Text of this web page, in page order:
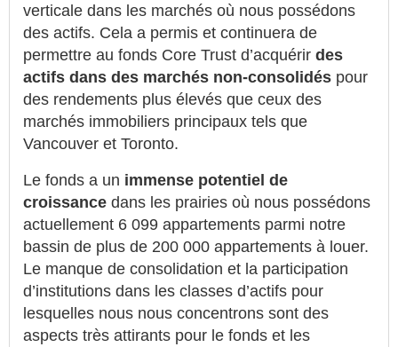
verticale dans les marchés où nous possédons
des actifs. Cela a permis et continuera de
permettre au fonds Core Trust d’acquérir des
actifs dans des marchés non-consolidés pour
des rendements plus élevés que ceux des
marchés immobiliers principaux tels que
Vancouver et Toronto.
Le fonds a un immense potentiel de
croissance dans les prairies où nous possédons
actuellement 6 099 appartements parmi notre
bassin de plus de 200 000 appartements à louer.
Le manque de consolidation et la participation
d’institutions dans les classes d’actifs pour
lesquelles nous nous concentrons sont des
aspects très attirants pour le fonds et les